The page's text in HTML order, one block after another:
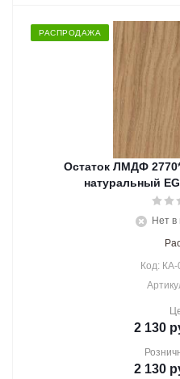
РАСПРОДАЖА
Остаток ЛМДФ
натуральный
Нет в
Код:
2 130
2 130